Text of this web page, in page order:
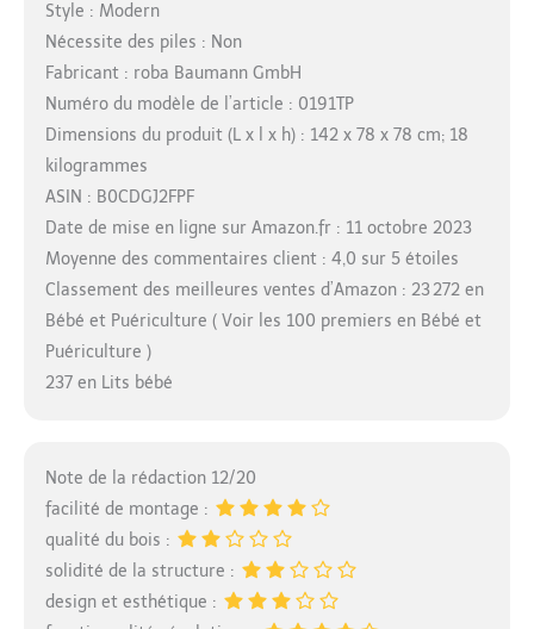
Style : Modern
Nécessite des piles : Non
Fabricant : roba Baumann GmbH
Numéro du modèle de l’article : 0191TP
Dimensions du produit (L x l x h) : 142 x 78 x 78 cm; 18
kilogrammes
ASIN : B0CDGJ2FPF
Date de mise en ligne sur Amazon.fr : 11 octobre 2023
Moyenne des commentaires client : 4,0 sur 5 étoiles
Classement des meilleures ventes d’Amazon : 23 272 en
Bébé et Puériculture ( Voir les 100 premiers en Bébé et
Puériculture )
237 en Lits bébé
Note de la rédaction 12/20
facilité de montage :
qualité du bois :
solidité de la structure :
design et esthétique :